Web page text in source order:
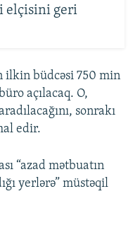
elçisini geri
ilkin büdcəsi 750 min
açılacaq. O,
sonrakı
edir.
“azad mətbuatın
yerlərə” müstəqil